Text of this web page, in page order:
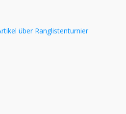
über Ranglistenturnier